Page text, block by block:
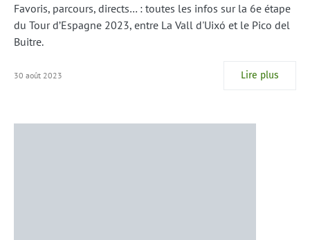
Favoris, parcours, directs… : toutes les infos sur la 6e étape
du Tour d’Espagne 2023, entre La Vall d'Uixó et le Pico del
Buitre.
30 août 2023 Lire plus